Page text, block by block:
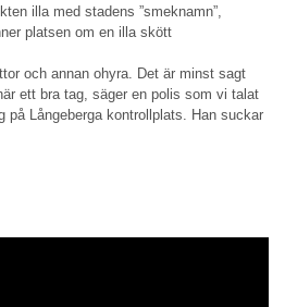
illa med stadens ”smeknamn”,
platsen om en illa skött
och annan ohyra. Det är minst sagt
ett bra tag, säger en polis som vi talat
på Långeberga kontrollplats. Han suckar